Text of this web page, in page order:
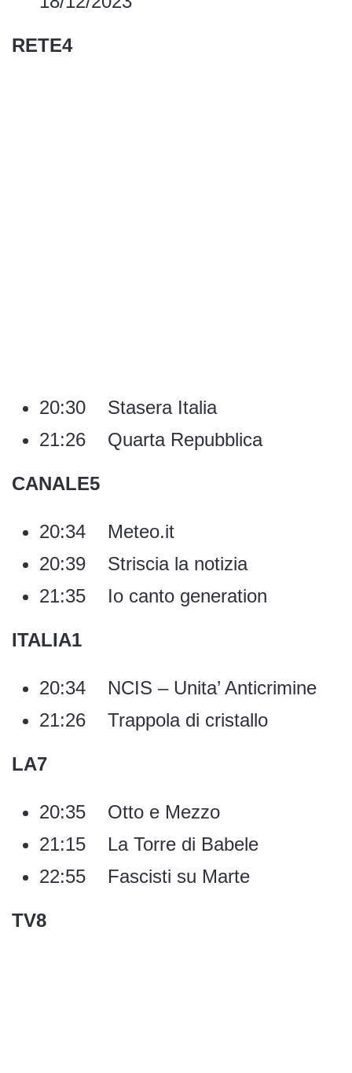
RETE4
20:30 Stasera Italia
21:26 Quarta Repubblica
CANALE5
20:34 Meteo.it
20:39 Striscia la notizia
21:35 Io canto generation
ITALIA1
20:34 NCIS – Unita’ Anticrimine
21:26 Trappola di cristallo
LA7
20:35 Otto e Mezzo
21:15 La Torre di Babele
22:55 Fascisti su Marte
TV8